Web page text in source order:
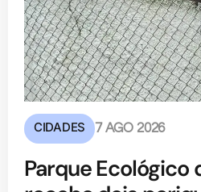
CIDADES 7 AGO 2026
Parque Ecológico